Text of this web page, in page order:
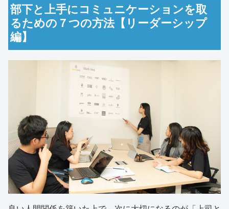
部下と上手にコミュニケーションを取
るための７つの方法【リーダーシップ
編】